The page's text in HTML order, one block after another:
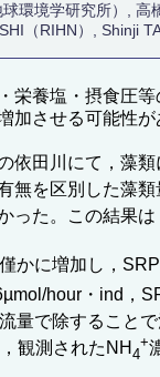
環境学研究所）, 高
（RIHN）, Shinji
養塩・摂食圧
させる可能性
田川にて，藻
無を区別した藻
た。この結果
かに増加し，
hour・ind，
量で除すること
観測されたNH 4
+